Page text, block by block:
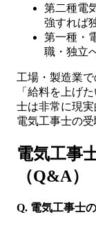
第二種電
強すれば
第一種・
職・独立
工場・製造業
「給料を上げ
士は非常に現
電気工事士の
電気工事
（Q&A）
Q. 電気工事士